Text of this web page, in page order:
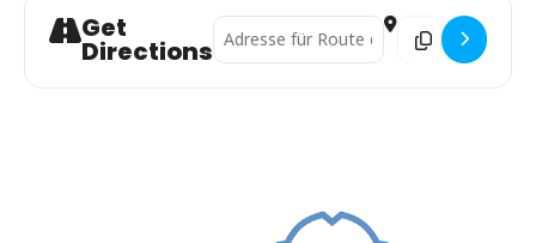
Get
Directions
Address - Salzburger Landesrandori U10-
Destination